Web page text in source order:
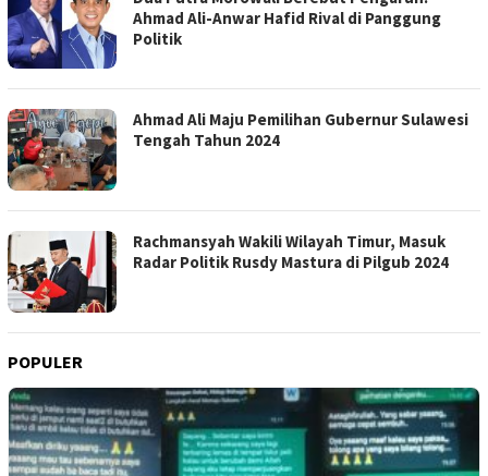
Ahmad Ali-Anwar Hafid Rival di Panggung
Politik
Ahmad Ali Maju Pemilihan Gubernur Sulawesi
Tengah Tahun 2024
Rachmansyah Wakili Wilayah Timur, Masuk
Radar Politik Rusdy Mastura di Pilgub 2024
POPULER